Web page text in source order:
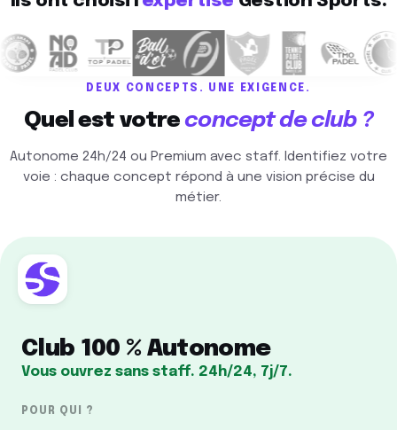
DEUX CONCEPTS. UNE EXIGENCE.
Quel est votreconcept de club ?
Autonome 24h/24 ou Premium avec staff. Identifiez votre
voie : chaque concept répond à une vision précise du
métier.
Club 100 % Autonome
Vous ouvrez sans staff. 24h/24, 7j/7.
POUR QUI ?